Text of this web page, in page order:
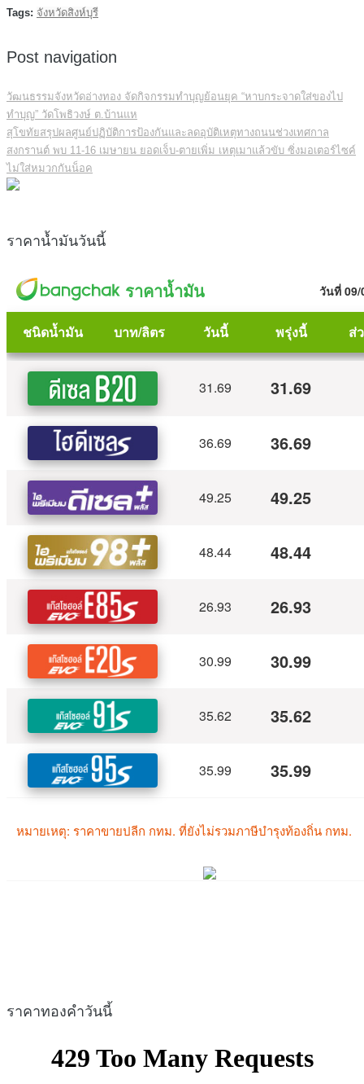
Tags: จังหวัดสิงห์บุรี
Post navigation
วัฒนธรรมจังหวัดอ่างทอง จัดกิจกรรมทำบุญย้อนยุค “หาบกระจาดใส่ของไป
ทำบุญ” วัดโพธิวงษ์ ต.บ้านแห
สุโขทัยสรุปผลศูนย์ปฏิบัติการป้องกันและลดอุบัติเหตุทางถนนช่วงเทศกาล
สงกรานต์ พบ 11-16 เมษายน ยอดเจ็บ-ตายเพิ่ม เหตุเมาแล้วขับ ซิ่งมอเตอร์ไซค์
ไม่ใส่หมวกกันน็อค
ราคาน้ำมันวันนี้
ราคาทองคำวันนี้